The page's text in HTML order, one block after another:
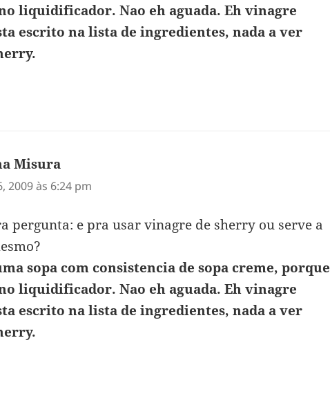
liquidificador. Nao eh aguada. Eh vinagre
escrito na lista de ingredientes, nada a ver
Misura
2009 às 6:24 pm
pergunta: e pra usar vinagre de sherry ou serve a
sopa com consistencia de sopa creme, porque
liquidificador. Nao eh aguada. Eh vinagre
escrito na lista de ingredientes, nada a ver